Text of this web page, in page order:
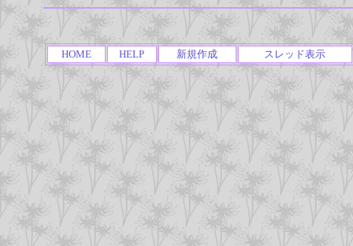
HOME HELP 新規作成 スレッド表示